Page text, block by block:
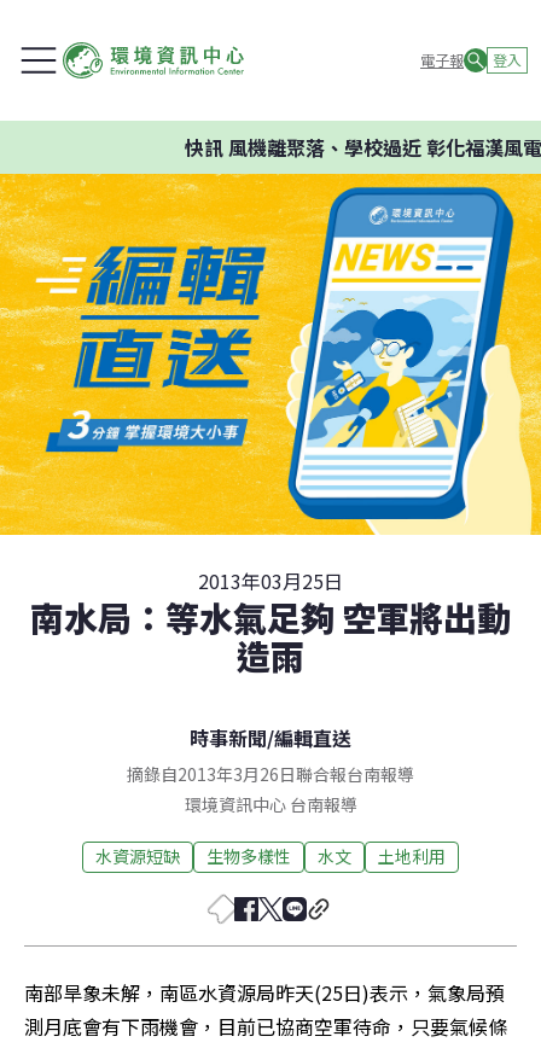
電子報 登入
快訊風機離聚落、學校過近 彰化福漢風電
2013年03月25日
南水局：等水氣足夠 空軍將出動
造雨
時事新聞/編輯直送
摘錄自2013年3月26日聯合報台南報導
環境資訊中心 台南報導
水資源短缺 生物多樣性 水文 土地利用
南部旱象未解，南區水資源局昨天(25日)表示，氣象局預
測月底會有下雨機會，目前已協商空軍待命，只要氣候條